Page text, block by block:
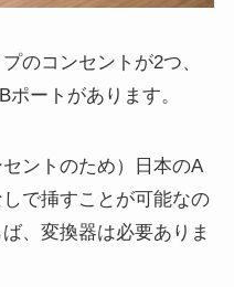
のコンセントが2つ、
ートがあります。
ントのため）日本のA
で挿すことが可能なの
、変換器は必要ありま